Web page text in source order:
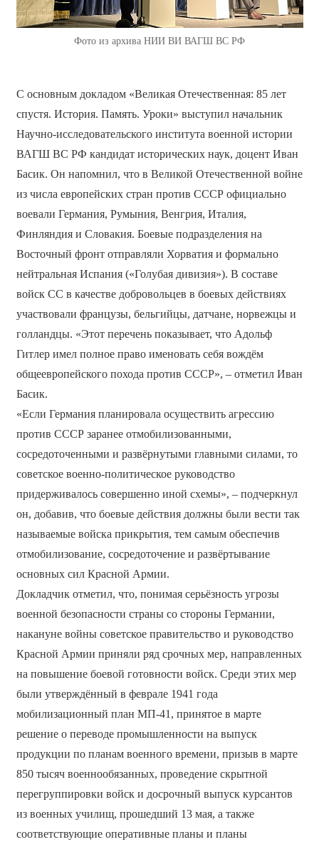
Фото из архива НИИ ВИ ВАГШ ВС РФ
С основным докладом «Великая Отечественная: 85 лет
спустя. История. Память. Уроки» выступил начальник
Научно-исследовательского института военной истории
ВАГШ ВС РФ кандидат исторических наук, доцент Иван
Басик. Он напомнил, что в Великой Отечественной войне
из числа европейских стран против СССР официально
воевали Германия, Румыния, Венгрия, Италия,
Финляндия и Словакия. Боевые подразделения на
Восточный фронт отправляли Хорватия и формально
нейтральная Испания («Голубая дивизия»). В составе
войск СС в качестве добровольцев в боевых действиях
участвовали французы, бельгийцы, датчане, норвежцы и
голландцы. «Этот перечень показывает, что Адольф
Гитлер имел полное право именовать себя вождём
общеевропейского похода против СССР», – отметил Иван
Басик.
«Если Германия планировала осуществить агрессию
против СССР заранее отмобилизованными,
сосредоточенными и развёрнутыми главными силами, то
советское военно-политическое руководство
придерживалось совершенно иной схемы», – подчеркнул
он, добавив, что боевые действия должны были вести так
называемые войска прикрытия, тем самым обеспечив
отмобилизование, сосредоточение и развёртывание
основных сил Красной Армии.
Докладчик отметил, что, понимая серьёзность угрозы
военной безопасности страны со стороны Германии,
накануне войны советское правительство и руководство
Красной Армии приняли ряд срочных мер, направленных
на повышение боевой готовности войск. Среди этих мер
были утверждённый в феврале 1941 года
мобилизационный план МП-41, принятое в марте
решение о переводе промышленности на выпуск
продукции по планам военного времени, призыв в марте
850 тысяч военнообязанных, проведение скрытной
перегруппировки войск и досрочный выпуск курсантов
из военных училищ, прошедший 13 мая, а также
соответствующие оперативные планы и планы